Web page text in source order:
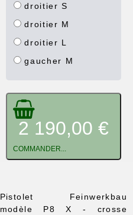
droitier S
droitier M
droitier L
gaucher M
2 190,00 €
COMMANDER...
Pistolet Feinwerkbau
modèle P8 X - crosse